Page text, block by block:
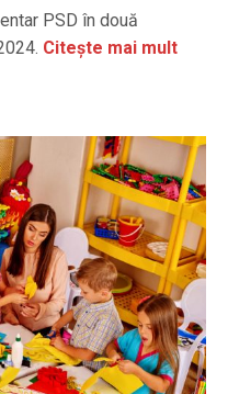
PSD în două
Citește mai mult